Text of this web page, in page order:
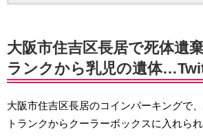
大阪市住吉区長居で死体遺
ランクから乳児の遺体
大阪市住吉区長居のコインパーキングで
トランクからクーラーボックスに入れら